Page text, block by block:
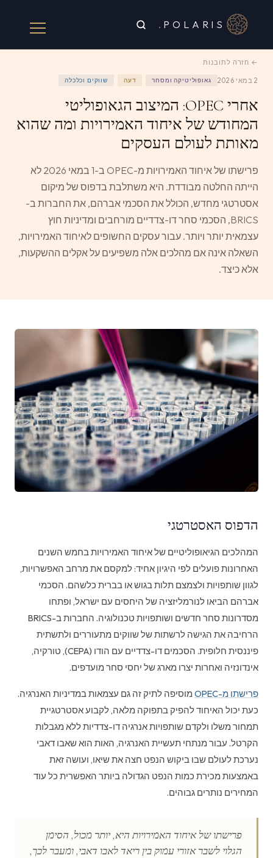
POLARIS
.
← חזרה לתובנות
2 במאי 2026 גאופוליטיקה ומסחר דעה שווקים וכלכלה
אחרי OPEC: המיצוב הגאופוליטי
המחודש של איחוד האמירויות ומה שהוא
מאותת לעולם העסקים
פרישתו של איחוד האמירויות מ-OPEC ב-1 במאי 2026 לא
הייתה החלטה מבודדת. היא משתלבת בדפוס של מיקום
אסטרטגי מחדש, הכולל את הסכמי אברהם, את החברות ב-
BRICS, הסכמי סחר דו-צדדיים מורחבים ומדיניות חוץ
עצמאית יותר ויותר. עבור עסקים החשופים לאיחוד האמירויות,
השאלה אינה אם מהלכים אלה משפיעים על אקלים ההשקעות,
אלא כיצד.
הדפוס האסטרטגי
המהלכים הגיאופוליטיים של איחוד האמירויות בחמש השנים
האחרונות פועלים לפי היגיון אחיד: למקסם את מרחב האפשרויות,
לגוון שותפויות ולצמצם תלות בגוש או בברית כלשהם. הסכמי
אברהם הביאו לנורמליזציה של היחסים עם ישראל, ופתחו
מסדרונות סחר חדשים ושותפויות טכנולוגיה. החברות ב-BRICS
הרחיבה את הגישה לרשתות של שווקים מתעוררים ולתשתית
פיננסית חלופית. הסכמים דו-צדדיים עם הודו (CEPA), טורקיה,
אינדונזיה ואחרות יצרו מארג של יחסי סחר מועדפים.
פרישתו מ-OPEC
מוסיפה לתיק זה גם עצמאות במדיניות האנרגיה.
כעת יכול האיחוד להפיק בתפוקה מלאה, לקבוע אסטרטגיית
תמחור משלו ולקדם שותפויות אנרגיה דו-צדדיות ללא מגבלות
הקרטל. עבור מנתחי תעשיית האנרגיה, האות הוא שאבו דאבי
נערכת לעולם שבו ביקוש הנפט חצה את שיאו, ועושה זאת
באמצעות מכירת כמות הנפט הגדולה ביותר האפשרית כל עוד
המחירים נותרים גבוהים.
פרישתו של איחוד האמירויות היא, יותר מכול, הסימן
הגלוי לשבר אזורי עמוק בין ריאד לאבו דאבי, ומעבר לכך,